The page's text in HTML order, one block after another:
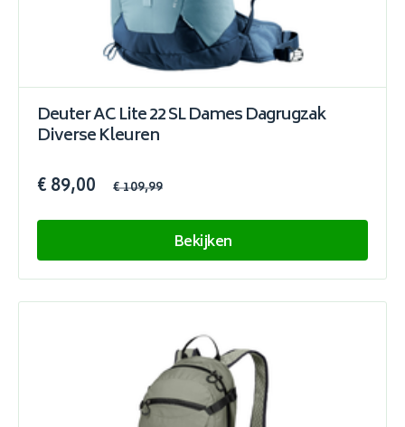
Deuter AC Lite 22 SL Dames Dagrugzak
Diverse Kleuren
€ 89,00 € 109,99
Bekijken